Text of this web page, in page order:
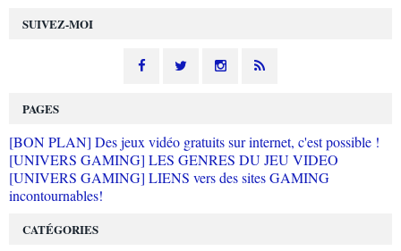
SUIVEZ-MOI
PAGES
[BON PLAN] Des jeux vidéo gratuits sur internet, c'est possible !
[UNIVERS GAMING] LES GENRES DU JEU VIDEO
[UNIVERS GAMING] LIENS vers des sites GAMING
incontournables!
CATÉGORIES